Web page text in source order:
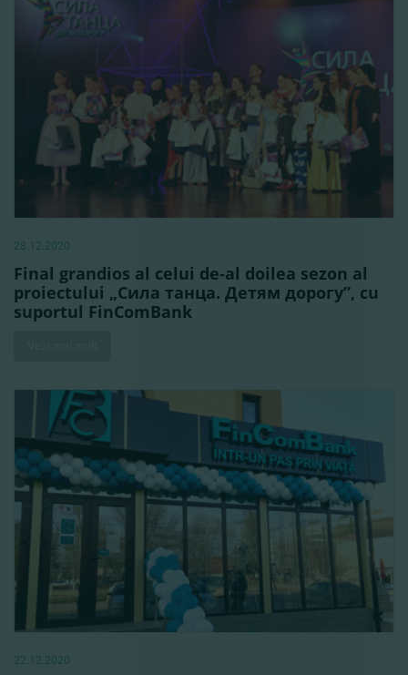
28.12.2020
Final grandios al celui de-al doilea sezon al
proiectului „Сила танца. Детям дорогу”, cu
suportul FinComBank
22.12.2020